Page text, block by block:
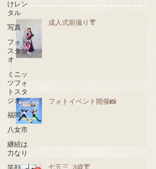
けレン
タル
写真
フォト
スタジ
オ
ミニッ
ツフォ
トスタ
ジオ
福岡
八女市
継続は
力なり
成人式前撮り👘
フォトイベント開催📸
七五三 3歳👘